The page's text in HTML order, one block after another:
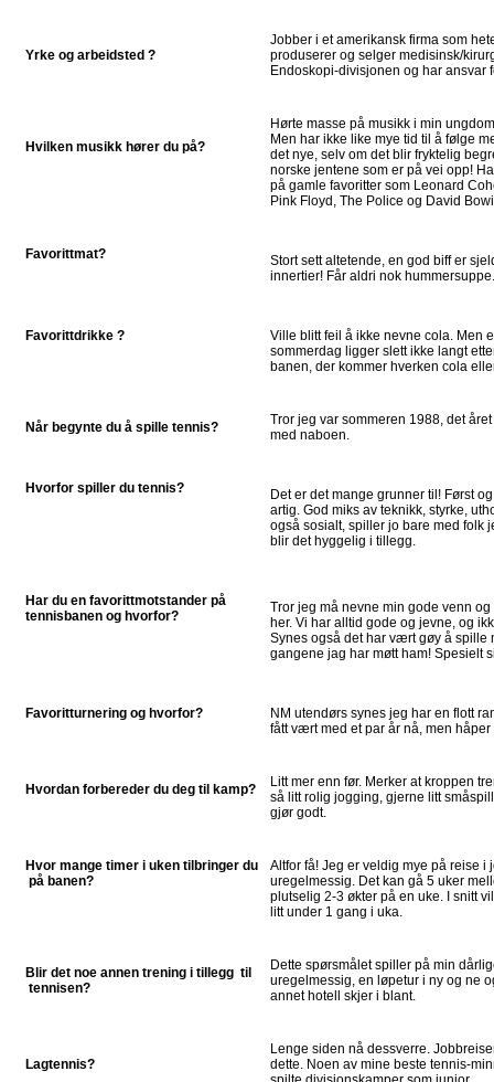
Yrke og arbeidsted ?
Jobber i et amerikansk firma som
produserer og selger medisinsk/
Endoskopi-divisjonen og har
Hvilken musikk hører du på?
Hørte masse på musikk i min
Men har ikke like mye tid til å følge
det nye, selv om det blir fryktelig
norske jentene som er på vei opp!
på gamle favoritter som Leonard
Pink Floyd, The Police og David
Favorittmat?
Stort sett altetende, en god biff er
innertier! Får aldri nok hummersuppe.
Favorittdrikke ?
Ville blitt feil å ikke nevne cola. Men
sommerdag ligger slett ikke langt
banen, der kommer hverken cola
Når begynte du å spille tennis?
Tror jeg var sommeren 1988, det
med naboen.
Hvorfor spiller du tennis?
Det er det mange grunner til! Først
artig. God miks av teknikk, styrke,
også sosialt, spiller jo bare med folk
blir det hyggelig i tillegg.
Har du en favorittmotstander på
tennisbanen og hvorfor?
Tror jeg må nevne min gode venn
her. Vi har alltid gode og jevne, og
Synes også det har vært gøy å
gangene jag har møtt ham! Spesielt
Favoritturnering og hvorfor?
NM utendørs synes jeg har en flott
fått vært med et par år nå, men
Hvordan forbereder du deg til kamp?
Litt mer enn før. Merker at kroppen
så litt rolig jogging, gjerne litt
gjør godt.
Hvor mange timer i uken tilbringer du
på banen?
Altfor få! Jeg er veldig mye på reise i
uregelmessig. Det kan gå 5 uker
plutselig 2-3 økter på en uke. I snitt
litt under 1 gang i uka.
Blir det noe annen trening i tillegg til
tennisen?
Dette spørsmålet spiller på min
uregelmessig, en løpetur i ny og ne
annet hotell skjer i blant.
Lagtennis?
Lenge siden nå dessverre.
dette. Noen av mine beste tennis-